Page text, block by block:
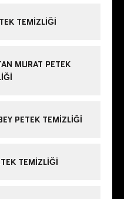
TEMIZLIĞI
MURAT PETEK
PETEK TEMIZLIĞI
TEMIZLIĞI